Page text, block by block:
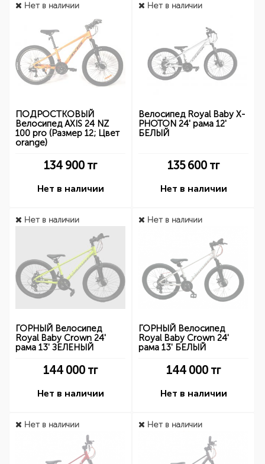
Нет в наличии
ПОДРОСТКОВЫЙ
Велосипед AXIS 24 NZ
100 pro (Размер 12; Цвет
orange)
134 900 тг
Нет в наличии
Нет в наличии
Велосипед Royal Baby X-
PHOTON 24' рама 12'
БЕЛЫЙ
135 600 тг
Нет в наличии
Нет в наличии
ГОРНЫЙ Велосипед
Royal Baby Crown 24'
рама 13' ЗЕЛЕНЫЙ
144 000 тг
Нет в наличии
Нет в наличии
ГОРНЫЙ Велосипед
Royal Baby Crown 24'
рама 13' БЕЛЫЙ
144 000 тг
Нет в наличии
Нет в наличии Нет в наличии